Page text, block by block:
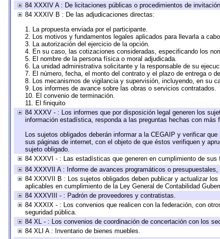
84 XXXIV A : De licitaciones públicas o procedimientos de
84 XXXIV B : De las adjudicaciones directas:
1. La propuesta enviada por el participante.
2. Los motivos y fundamentos legales aplicados para llevarla a
3. La autorización del ejercicio de la opción.
4. En su caso, las cotizaciones consideradas, especificando los
5. El nombre de la persona física o moral adjudicada.
6. La unidad administrativa solicitante y la responsable de su
7. El número, fecha, el monto del contrato y el plazo de entrega o
8. Los mecanismos de vigilancia y supervisión, incluyendo, en su
9. Los informes de avance sobre las obras o servicios contratados.
10. El convenio de terminación.
11. El finiquito
84 XXXV - : Los informes que por disposición legal generen los
información estadística, responda a las preguntas hechas con más
Los sujetos obligados deberán informar a la CEGAIP y verificar
sus páginas de internet, con el objeto de que éstos verifiquen y
sujeto obligado.
84 XXXVI - : Las estadísticas que generen en cumplimiento de
84 XXXVII A : Informe de avances programáticos o
84 XXXVII B : Los sujetos obligados deben publicar y actualizar
aplicables en cumplimiento de la Ley General de Contabilidad
84 XXXVIII - : Padrón de proveedores y contratistas.
84 XXXIX - : Los convenios que realicen con la federación, con
seguridad pública.
84 XL - : Los convenios de coordinación de concertación con los
84 XLI A : Inventario de bienes muebles.